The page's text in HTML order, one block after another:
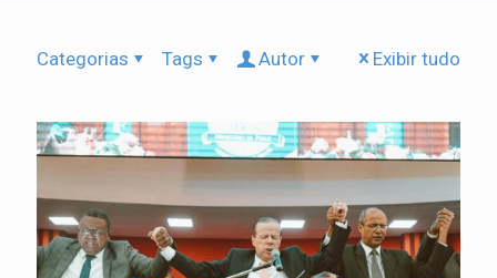
Categorias Tags Autor Exibir tudo